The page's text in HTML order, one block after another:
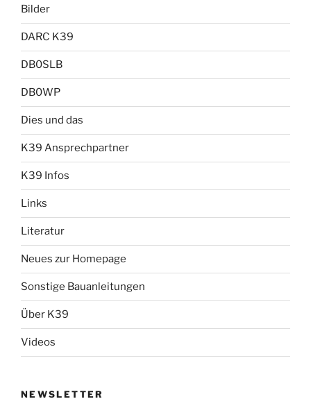
Bilder
DARC K39
DB0SLB
DB0WP
Dies und das
K39 Ansprechpartner
K39 Infos
Links
Literatur
Neues zur Homepage
Sonstige Bauanleitungen
Über K39
Videos
NEWSLETTER